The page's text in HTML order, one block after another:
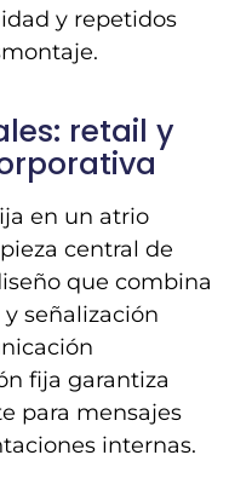
y repetidos
retail y
en un atrio
central de
que combina
señalización
fija garantiza
para mensajes
internas.